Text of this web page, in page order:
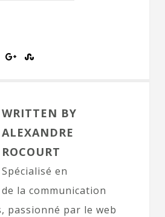
WRITTEN BY
ALEXANDRE
ROCOURT
Spécialisé en
la communication
passionné par le web